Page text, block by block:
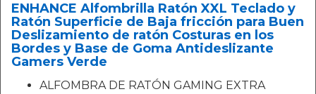
ENHANCE Alfombrilla Ratón XXL Teclado y
Ratón Superficie de Baja fricción para Buen
Deslizamiento de ratón Costuras en los
Bordes y Base de Goma Antideslizante
Gamers Verde
ALFOMBRA DE RATÓN GAMING EXTRA